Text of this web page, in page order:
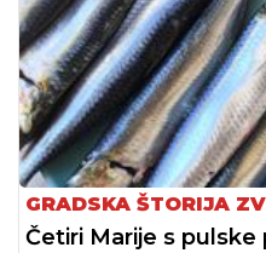
GRADSKA ŠTORIJA
Četiri Marije s pulske